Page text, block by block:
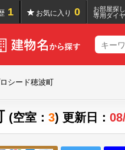
1 お気に入り 0
お部屋探し
専用ダイ
シード穂波町
(空室： 3) 更新日：